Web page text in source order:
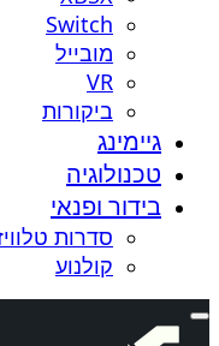
Switch
מובייל
VR
ביקורות
גיימינג
טכנולוגיה
בידור ופנאי
סדרות טלוויזיה
קולנוע